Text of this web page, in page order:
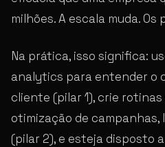
milhões. A escala muda.
Na prática, isso significa:
analytics para entender o
cliente (pilar 1), crie rotinas
otimização de
(pilar 2), e esteja disposto